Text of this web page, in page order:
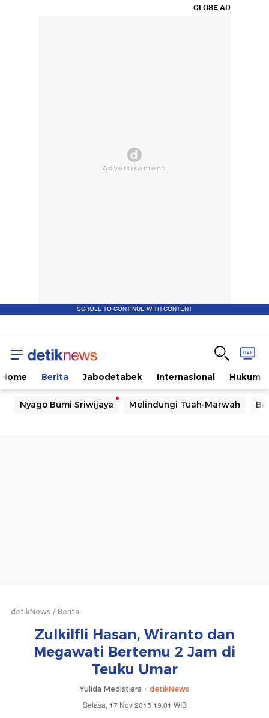
CLOSE AD
SCROLL TO CONTINUE WITH CONTENT
Home Berita Jabodetabek Internasional Hukum
Nyago Bumi Sriwijaya Melindungi Tuah-Marwah
detikNews Berita
Zulkilfli Hasan, Wiranto dan
Megawati Bertemu 2 Jam di
Teuku Umar
Yulida Medistiara - detikNews
Selasa, 17 Nov 2015 19:01 WIB